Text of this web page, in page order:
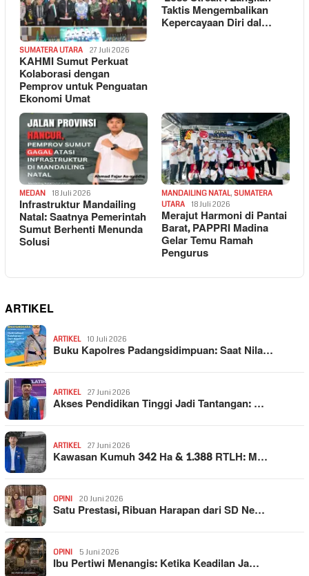
SUMATERA UTARA 27 Juli 2026
KAHMI Sumut Perkuat
Kolaborasi dengan
Pemprov untuk Penguatan
Ekonomi Umat
Taktis Mengembalikan
Kepercayaan Diri dal…
MEDAN 18 Juli 2026
Infrastruktur Mandailing
Natal: Saatnya Pemerintah
Sumut Berhenti Menunda
Solusi
MANDAILING NATAL, SUMATERA
UTARA
18 Juli 2026
Merajut Harmoni di Pantai
Barat, PAPPRI Madina
Gelar Temu Ramah
Pengurus
ARTIKEL
ARTIKEL 10 Juli 2026
Buku Kapolres Padangsidimpuan: Saat Nila…
ARTIKEL 27 Juni 2026
Akses Pendidikan Tinggi Jadi Tantangan: …
ARTIKEL 27 Juni 2026
Kawasan Kumuh 342 Ha & 1.388 RTLH: M…
OPINI 20 Juni 2026
Satu Prestasi, Ribuan Harapan dari SD Ne…
OPINI 5 Juni 2026
Ibu Pertiwi Menangis: Ketika Keadilan Ja…